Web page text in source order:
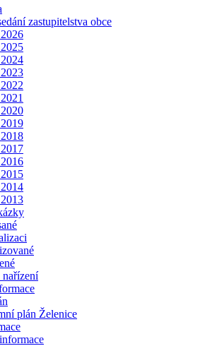
zastupitelstva obce
plán Želenice